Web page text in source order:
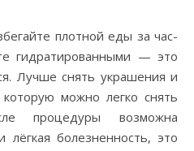
плотной еды за час-
гидратированными — это
Лучше снять украшения и
можно легко снять
процедуры возможна
лёгкая болезненность, это